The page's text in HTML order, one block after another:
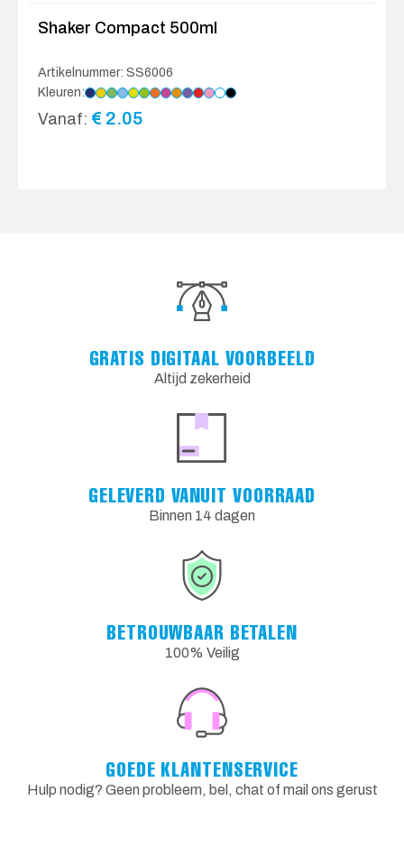
Shaker Compact 500ml
Artikelnummer: SS6006
Kleuren:
Vanaf: € 2.05
GRATIS DIGITAAL VOORBEELD
Altijd zekerheid
GELEVERD VANUIT VOORRAAD
Binnen 14 dagen
BETROUWBAAR BETALEN
100% Veilig
GOEDE KLANTENSERVICE
Hulp nodig? Geen probleem, bel, chat of mail ons gerust